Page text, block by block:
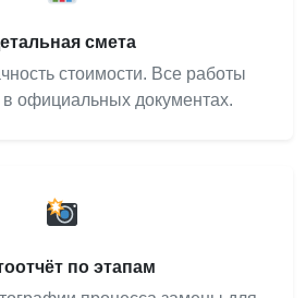
смета
стоимости. Все работы
официальных документах.
по этапам